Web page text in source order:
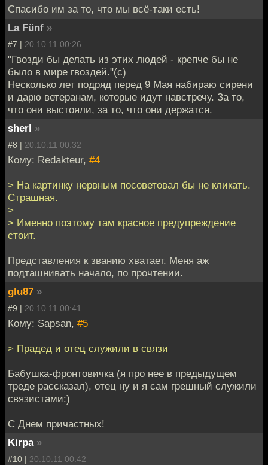
Спасибо им за то, что мы всё-таки есть!
La Fünf »
#7 | 20.10.11 00:26
"Гвозди бы делать из этих людей - крепче бы не
было в мире гвоздей."(с)
Несколько лет подряд перед 9 Мая набираю сирени
и дарю ветеранам, которые идут навстречу. За то,
что они выстояли, за то, что они держатся.
sherl »
#8 | 20.10.11 00:32
Кому: Redakteur, #4
> На картинку нервным посоветовал бы не кликать.
Страшная.
>
> Именно поэтому там красное предупреждение
стоит.
Представления к званию хватает. Меня аж
подташнивать начало, по прочтении.
glu87 »
#9 | 20.10.11 00:41
Кому: Sapsan, #5
> Прадед и отец служили в связи
Бабушка-фронтовичка (я про нее в предыдущем
треде рассказал), отец ну и я сам грешный служили
связистами:)
С Днем причастных!
Kirpa »
#10 | 20.10.11 00:42